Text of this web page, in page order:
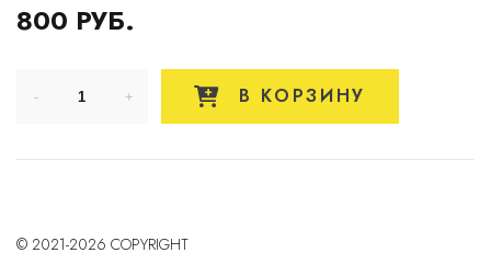
800 РУБ.
В КОРЗИНУ
© 2021-2026 COPYRIGHT